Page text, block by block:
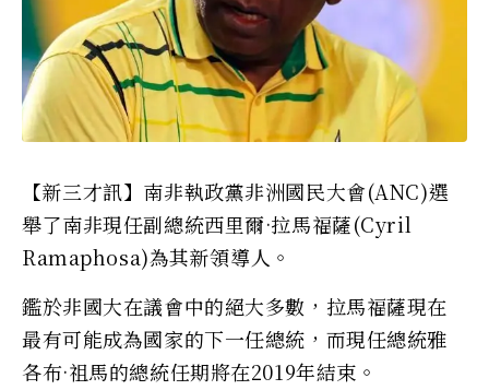
【新三才訊】南非執政黨非洲國民大會(ANC)選
舉了南非現任副總統西里爾·拉馬福薩(Cyril
Ramaphosa)為其新領導人。
鑑於非國大在議會中的絕大多數，拉馬福薩現在
最有可能成為國家的下一任總統，而現任總統雅
各布·祖馬的總統任期將在2019年結束。